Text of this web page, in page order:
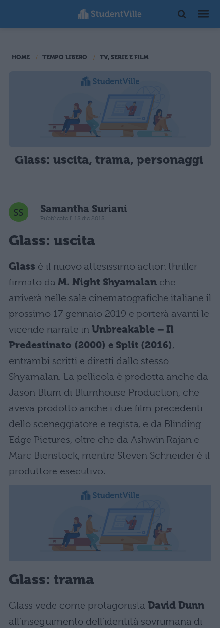
HOME TEMPO LIBERO TV, SERIE E FILM
Glass: uscita, trama, personaggi
Samantha Suriani
Pubblicato il 18 dic 2018
Glass: uscita
Glass è il nuovo attesissimo action thriller
firmato da M. Night Shyamalan che
arriverà nelle sale cinematografiche italiane il
prossimo 17 gennaio 2019 e porterà avanti le
vicende narrate in Unbreakable – Il
Predestinato (2000) e Split (2016),
entrambi scritti e diretti dallo stesso
Shyamalan. La pellicola è prodotta anche da
Jason Blum di Blumhouse Production, che
aveva prodotto anche i due film precedenti
dello sceneggiatore e regista, e da Blinding
Edge Pictures, oltre che da Ashwin Rajan e
Marc Bienstock, mentre Steven Schneider è il
produttore esecutivo.
Glass: trama
Glass vede come protagonista David Dunn
all’inseguimento dell’identità sovrumana di